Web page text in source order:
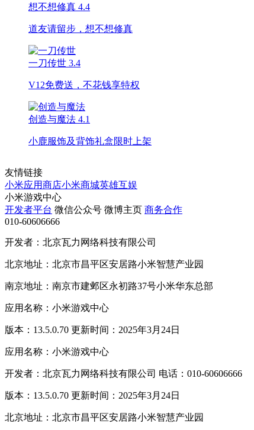
想不想修真 4.4
道友请留步，想不想修真
一刀传世 3.4
V12免费送，不花钱享特权
创造与魔法 4.1
小鹿服饰及背饰礼盒限时上架
友情链接
小米应用商店小米商城英雄互娱
小米游戏中心
开发者平台 微信公众号 微博主页 商务合作
010-60606666
开发者：北京瓦力网络科技有限公司
北京地址：北京市昌平区安居路小米智慧产业园
南京地址：南京市建邺区永初路37号小米华东总部
应用名称：小米游戏中心
版本：13.5.0.70 更新时间：2025年3月24日
应用名称：小米游戏中心
开发者：北京瓦力网络科技有限公司 电话：010-60606666
版本：13.5.0.70 更新时间：2025年3月24日
北京地址：北京市昌平区安居路小米智慧产业园